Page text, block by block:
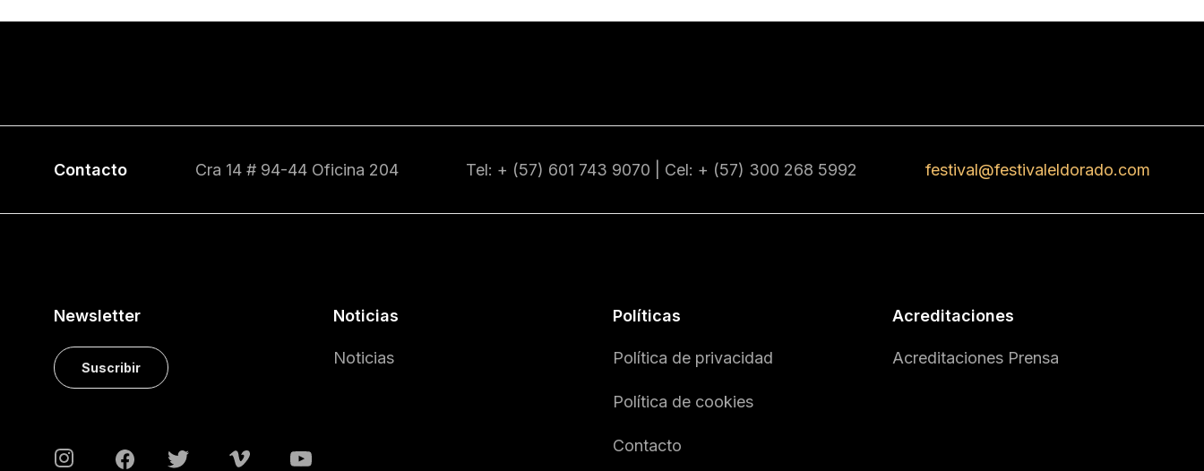
Contacto Cra 14 # 94-44 Oficina 204 Tel: + (57) 601 743 9070 | Cel: + (57) 300 268 5992 festival@festivaleldorado.com
Newsletter
Suscribir
Noticias
Noticias
Políticas
Política de privacidad
Política de cookies
Contacto
Acreditaciones
Acreditaciones Prensa